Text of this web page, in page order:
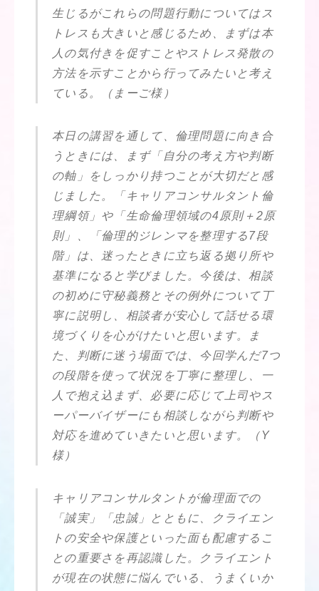
生じるがこれらの問題行動についてはス
トレスも大きいと感じるため、まずは本
人の気付きを促すことやストレス発散の
方法を示すことから行ってみたいと考え
ている。（まーご様）
本日の講習を通して、倫理問題に向き合
うときには、まず「自分の考え方や判断
の軸」をしっかり持つことが大切だと感
じました。「キャリアコンサルタント倫
理綱領」や「生命倫理領域の4原則＋2原
則」、「倫理的ジレンマを整理する7段
階」は、迷ったときに立ち返る拠り所や
基準になると学びました。今後は、相談
の初めに守秘義務とその例外について丁
寧に説明し、相談者が安心して話せる環
境づくりを心がけたいと思います。ま
た、判断に迷う場面では、今回学んだ7つ
の段階を使って状況を丁寧に整理し、一
人で抱え込まず、必要に応じて上司やス
ーパーバイザーにも相談しながら判断や
対応を進めていきたいと思います。（Y
様）
キャリアコンサルタントが倫理面での
「誠実」「忠誠」とともに、クライエン
トの安全や保護といった面も配慮するこ
との重要さを再認識した。クライエント
が現在の状態に悩んでいる、うまくいか